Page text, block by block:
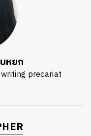
หยก
precariat